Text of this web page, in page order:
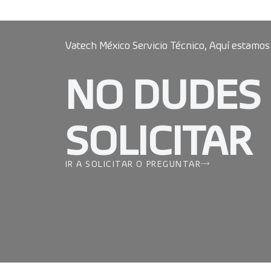
Vatech México Servicio Técnico, Aquí estamos
NO DUDES
SOLICITAR
IR A SOLICITAR O PREGUNTAR